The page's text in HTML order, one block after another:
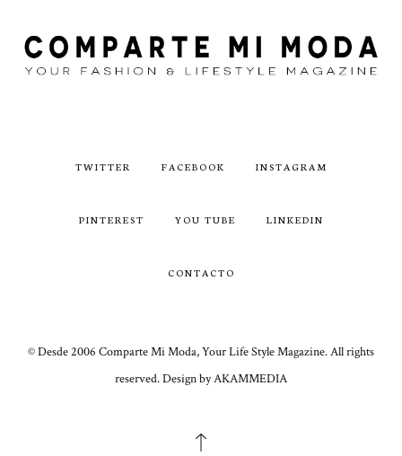
TWITTER FACEBOOK INSTAGRAM
PINTEREST YOU TUBE LINKEDIN
CONTACTO
© Desde 2006 Comparte Mi Moda, Your Life Style Magazine. All rights
reserved. Design by AKAMMEDIA